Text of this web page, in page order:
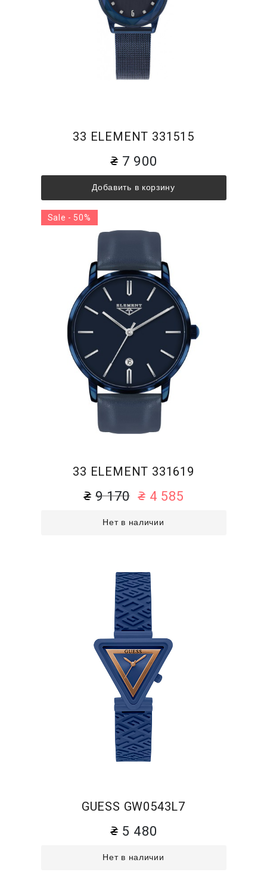
33 ELEMENT 331515
7 900
Добавить в корзину
33 ELEMENT 331619
9 170 4 585
Нет в наличии
Sale - 50%
GUESS GW0543L7
5 480
Нет в наличии